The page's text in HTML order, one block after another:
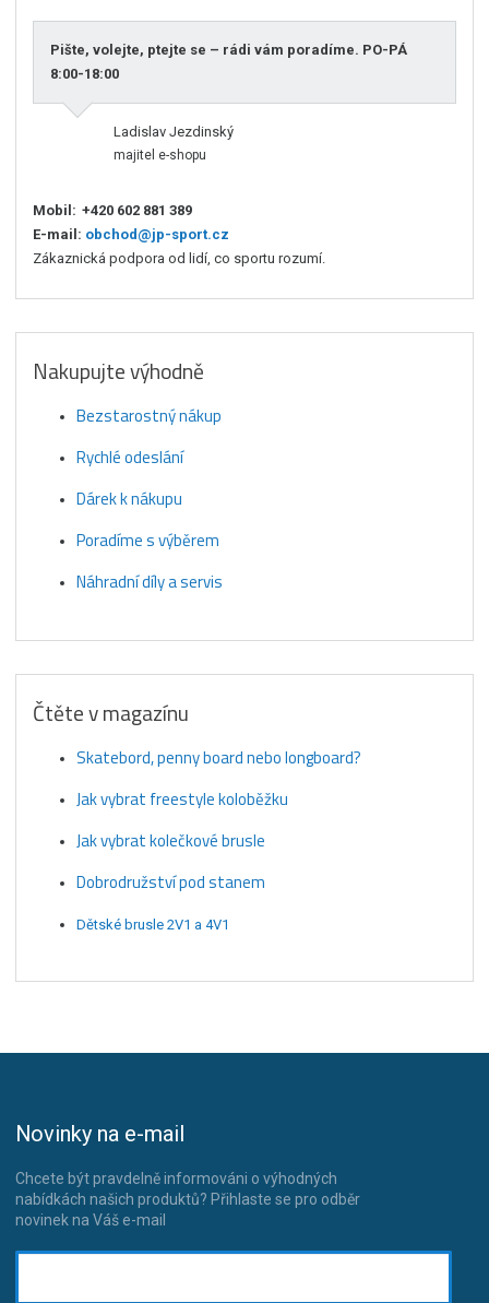
Pište, volejte, ptejte se – rádi vám poradíme. PO-PÁ
8:00-18:00
Ladislav Jezdinský
majitel e-shopu
Mobil: +420 602 881 389
E-mail: obchod@jp-sport.cz
Zákaznická podpora od lidí, co sportu rozumí.
Nakupujte výhodně
Bezstarostný nákup
Rychlé odeslání
Dárek k nákupu
Poradíme s výběrem
Náhradní díly a servis
Čtěte v magazínu
Skatebord, penny board nebo longboard?
Jak vybrat freestyle koloběžku
Jak vybrat kolečkové brusle
Dobrodružství pod stanem
Dětské brusle 2V1 a 4V1
Novinky na e-mail
Chcete být pravdelně informováni o výhodných
nabídkách našich produktů? Přihlaste se pro odběr
novinek na Váš e-mail